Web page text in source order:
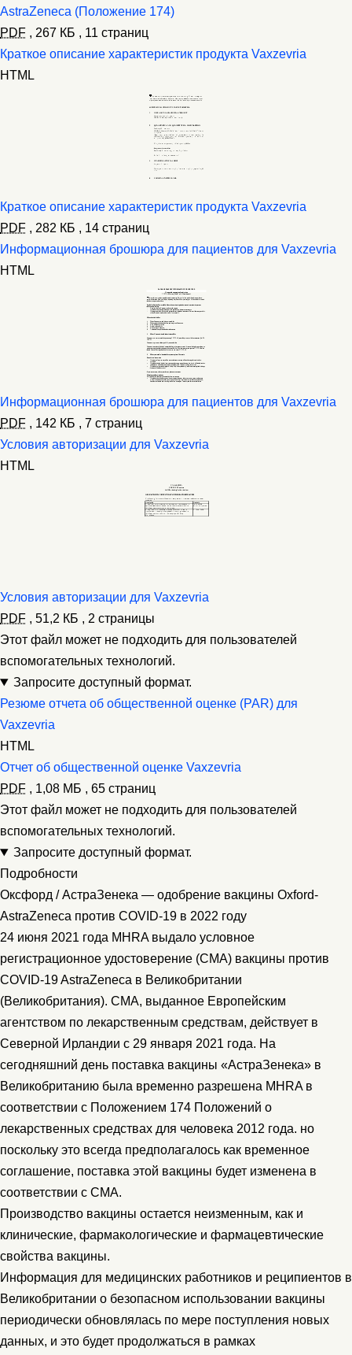
AstraZeneca (Положение 174)
PDF , 267 КБ , 11 страниц
Краткое описание характеристик продукта Vaxzevria
HTML
Краткое описание характеристик продукта Vaxzevria
PDF , 282 КБ , 14 страниц
Информационная брошюра для пациентов для Vaxzevria
HTML
Информационная брошюра для пациентов для Vaxzevria
PDF , 142 КБ , 7 страниц
Условия авторизации для Vaxzevria
HTML
Условия авторизации для Vaxzevria
PDF , 51,2 КБ , 2 страницы
Этот файл может не подходить для пользователей
вспомогательных технологий.
Запросите доступный формат.
Резюме отчета об общественной оценке (PAR) для
Vaxzevria
HTML
Отчет об общественной оценке Vaxzevria
PDF , 1,08 МБ , 65 страниц
Этот файл может не подходить для пользователей
вспомогательных технологий.
Запросите доступный формат.
Подробности
Оксфорд / АстраЗенека — одобрение вакцины Oxford-
AstraZeneca против COVID-19 в 2022 году
24 июня 2021 года MHRA выдало условное
регистрационное удостоверение (CMA) вакцины против
COVID-19 AstraZeneca в Великобритании
(Великобритания). CMA, выданное Европейским
агентством по лекарственным средствам, действует в
Северной Ирландии с 29 января 2021 года. На
сегодняшний день поставка вакцины «АстраЗенека» в
Великобританию была временно разрешена MHRA в
соответствии с Положением 174 Положений о
лекарственных средствах для человека 2012 года. но
поскольку это всегда предполагалось как временное
соглашение, поставка этой вакцины будет изменена в
соответствии с CMA.
Производство вакцины остается неизменным, как и
клинические, фармакологические и фармацевтические
свойства вакцины.
Информация для медицинских работников и реципиентов в
Великобритании о безопасном использовании вакцины
периодически обновлялась по мере поступления новых
данных, и это будет продолжаться в рамках